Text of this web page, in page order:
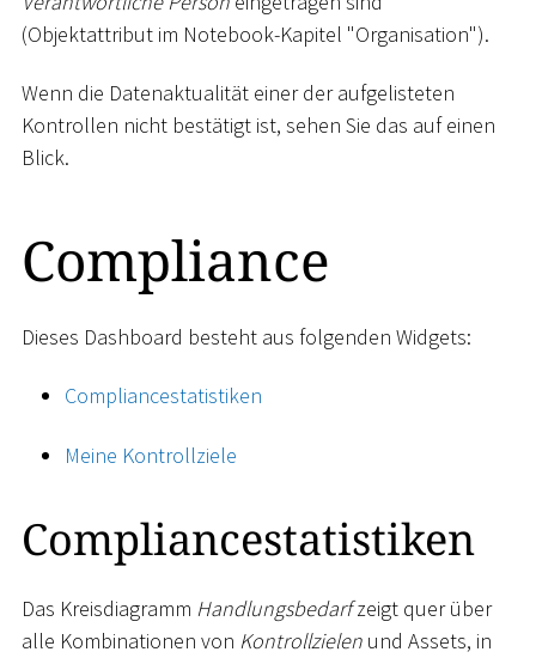
(Objektattribut im Notebook-Kapitel "Organisation").
Wenn die Datenaktualität einer der aufgelisteten
Kontrollen nicht bestätigt ist, sehen Sie das auf einen
Blick.
Compliance
Dieses Dashboard besteht aus folgenden Widgets:
Compliancestatistiken
Meine Kontrollziele
Compliancestatistiken
Das Kreisdiagramm Handlungsbedarfzeigt quer über
alle Kombinationen von Kontrollzielen und Assets, in